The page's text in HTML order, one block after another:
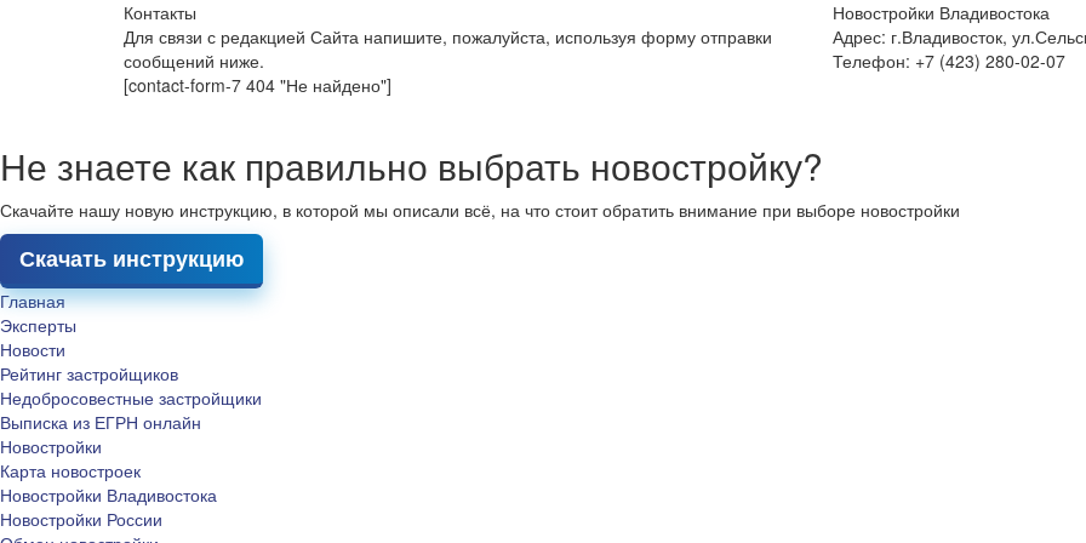
Контакты
Для связи с редакцией Сайта напишите, пожалуйста, используя форму отправки
сообщений ниже.
[contact-form-7 404 "Не найдено"]
Новостройки Владивостока
Адрес: г.Владивосток,
Телефон: +7 (423) 280-02-07
Не знаете как правильно выбрать новостройку?
Скачайте нашу новую инструкцию, в которой мы описали всё, на что стоит обратить внимание при выборе новостройки
Скачать инструкцию
Главная
Эксперты
Новости
Рейтинг застройщиков
Недобросовестные застройщики
Выписка из ЕГРН онлайн
Новостройки
Карта новостроек
Новостройки Владивостока
Новостройки России